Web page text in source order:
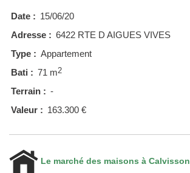
Date : 15/06/20
Adresse : 6422 RTE D AIGUES VIVES
Type : Appartement
Bati : 71 m2
Terrain : -
Valeur : 163.300 €
Le marché des maisons à Calvisson